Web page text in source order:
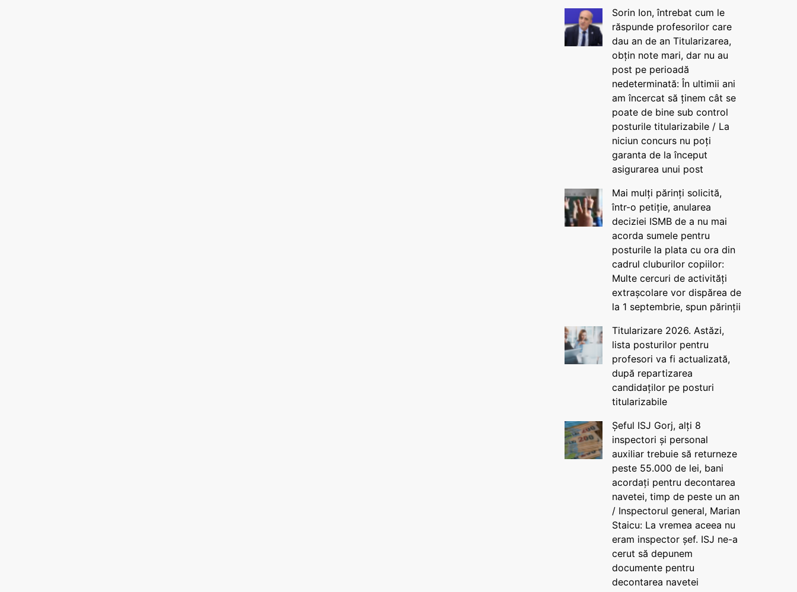
Sorin Ion, întrebat cum le
răspunde profesorilor care
dau an de an Titularizarea,
obțin note mari, dar nu au
post pe perioadă
nedeterminată: În ultimii ani
am încercat să ținem cât se
poate de bine sub control
posturile titularizabile / La
niciun concurs nu poți
garanta de la început
asigurarea unui post
Mai mulți părinți solicită,
într-o petiție, anularea
deciziei ISMB de a nu mai
acorda sumele pentru
posturile la plata cu ora din
cadrul cluburilor copiilor:
Multe cercuri de activități
extrașcolare vor dispărea de
la 1 septembrie, spun părinții
Titularizare 2026. Astăzi,
lista posturilor pentru
profesori va fi actualizată,
după repartizarea
candidaților pe posturi
titularizabile
Șeful ISJ Gorj, alți 8
inspectori și personal
auxiliar trebuie să returneze
peste 55.000 de lei, bani
acordați pentru decontarea
navetei, timp de peste un an
/ Inspectorul general, Marian
Staicu: La vremea aceea nu
eram inspector șef. ISJ ne-a
cerut să depunem
documente pentru
decontarea navetei